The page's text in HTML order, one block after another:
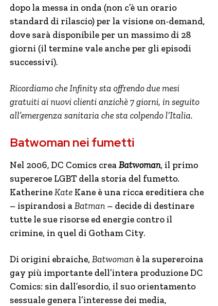
dopo la messa in onda (non c’è un orario
standard di rilascio) per la visione on-demand,
dove sarà disponibile per un massimo di 28
giorni (il termine vale anche per gli episodi
successivi).
Ricordiamo che Infinity sta offrendo due mesi
gratuiti ai nuovi clienti anzichè 7 giorni, in seguito
all’emergenza sanitaria che sta colpendo l’Italia.
Batwoman nei fumetti
Nel 2006, DC Comics creaBatwoman, il primo
supereroe LGBT della storia del fumetto.
KatherineKate Kane è una ricca ereditiera che
– ispirandosi aBatman – decide di destinare
tutte le sue risorse ed energie contro il
crimine, in quel di Gotham City.
Di origini ebraiche, Batwoman è la supereroina
gay più importante dell’intera produzione DC
Comics: sin dall’esordio, il suo orientamento
sessuale genera l’interesse dei media,